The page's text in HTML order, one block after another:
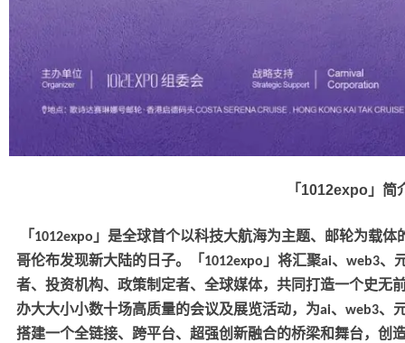
「 1012expo 」简
「 1012expo 」是全球首个以科技大航海为主题、邮轮为载体
哥伦布发现新大陆的日子。「 1012expo 」将汇聚ai、 web3、
者、投资机构、政策制定者、全球媒体，共同打造一个史无
办大大小小数十场高质量的会议及展览活动，为ai、 web3、
搭建一个全链接、跨平台、超强创新融合的桥梁和舞台，创